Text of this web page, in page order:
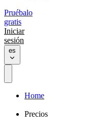
Pruébalo
gratis
Iniciar
sesión
es
Home
Precios